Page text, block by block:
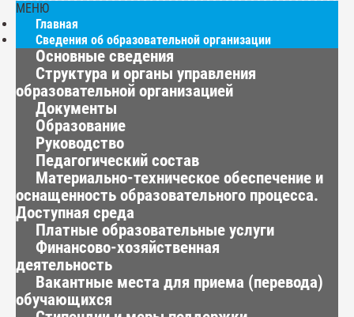
МЕНЮ
Главная
Сведения об образовательной организации
Основные сведения
Структура и органы управления
образовательной организацией
Документы
Образование
Руководство
Педагогический состав
Материально-техническое обеспечение и
оснащенность образовательного процесса.
Доступная среда
Платные образовательные услуги
Финансово-хозяйственная
деятельность
Вакантные места для приема (перевода)
обучающихся